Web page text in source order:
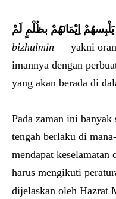
يَلْبِسهُمْ اِيْمَانَهُمْ بظُلْمٍ لَمْ
bizhulmin — yakni
imannya dengan
yang akan berada di
Pada zaman ini
tengah berlaku di
mendapat keselamatan
harus mengikuti
dijelaskan oleh Hazrat